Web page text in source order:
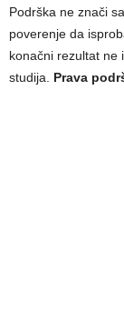
Podrška ne znači
poverenje da
konačni rezultat ne
studija. Prava